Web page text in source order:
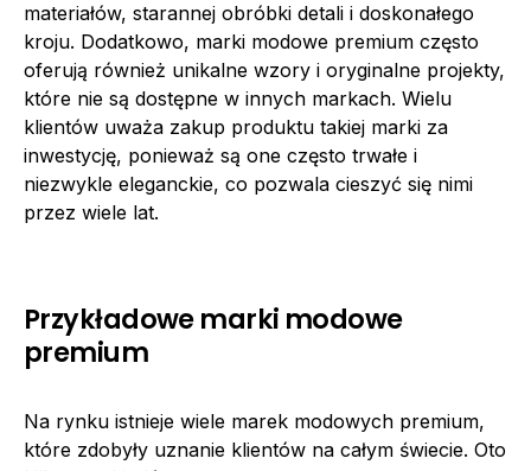
materiałów, starannej obróbki detali i doskonałego
kroju. Dodatkowo, marki modowe premium często
oferują również unikalne wzory i oryginalne projekty,
które nie są dostępne w innych markach. Wielu
klientów uważa zakup produktu takiej marki za
inwestycję, ponieważ są one często trwałe i
niezwykle eleganckie, co pozwala cieszyć się nimi
przez wiele lat.
Przykładowe marki modowe
premium
Na rynku istnieje wiele marek modowych premium,
które zdobyły uznanie klientów na całym świecie. Oto